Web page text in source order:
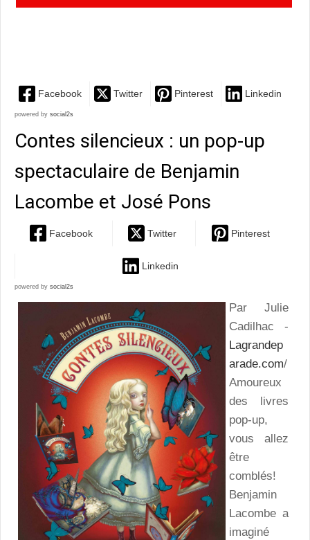
Facebook Twitter Pinterest Linkedin
powered by social2s
Contes silencieux : un pop-up
spectaculaire de Benjamin
Lacombe et José Pons
Facebook Twitter Pinterest
Linkedin
powered by social2s
Par Julie
Cadilhac -
Lagrandep
arade.com/
Amoureux
des livres
pop-up,
vous allez
être
comblés!
Benjamin
Lacombe a
imaginé